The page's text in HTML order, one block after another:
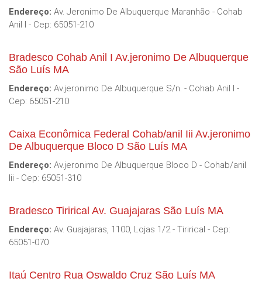
Endereço: Av. Jeronimo De Albuquerque Maranhão - Cohab
Anil I - Cep: 65051-210
Bradesco Cohab Anil I Av.jeronimo De Albuquerque
São Luís MA
Endereço: Av.jeronimo De Albuquerque S/n. - Cohab Anil I -
Cep: 65051-210
Caixa Econômica Federal Cohab/anil Iii Av.jeronimo
De Albuquerque Bloco D São Luís MA
Endereço: Av.jeronimo De Albuquerque Bloco D - Cohab/anil
Iii - Cep: 65051-310
Bradesco Tirirical Av. Guajajaras São Luís MA
Endereço: Av. Guajajaras, 1100, Lojas 1/2 - Tirirical - Cep:
65051-070
Itaú Centro Rua Oswaldo Cruz São Luís MA